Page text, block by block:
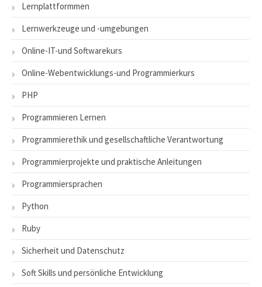
Lernplattformmen
Lernwerkzeuge und -umgebungen
Online-IT-und Softwarekurs
Online-Webentwicklungs-und Programmierkurs
PHP
Programmieren Lernen
Programmierethik und gesellschaftliche Verantwortung
Programmierprojekte und praktische Anleitungen
Programmiersprachen
Python
Ruby
Sicherheit und Datenschutz
Soft Skills und persönliche Entwicklung